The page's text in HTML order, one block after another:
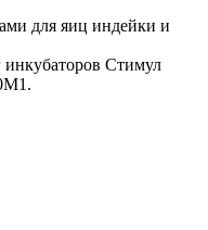
для яиц индейки и
Стимул